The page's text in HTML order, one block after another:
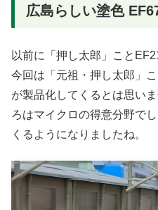
広島らしい塗色
以前に「押し太郎」こと
今回は「元祖・押し太郎」
が製品化してくるとは思い
ろはマイクロの得意分野で
くるようになりましたね。